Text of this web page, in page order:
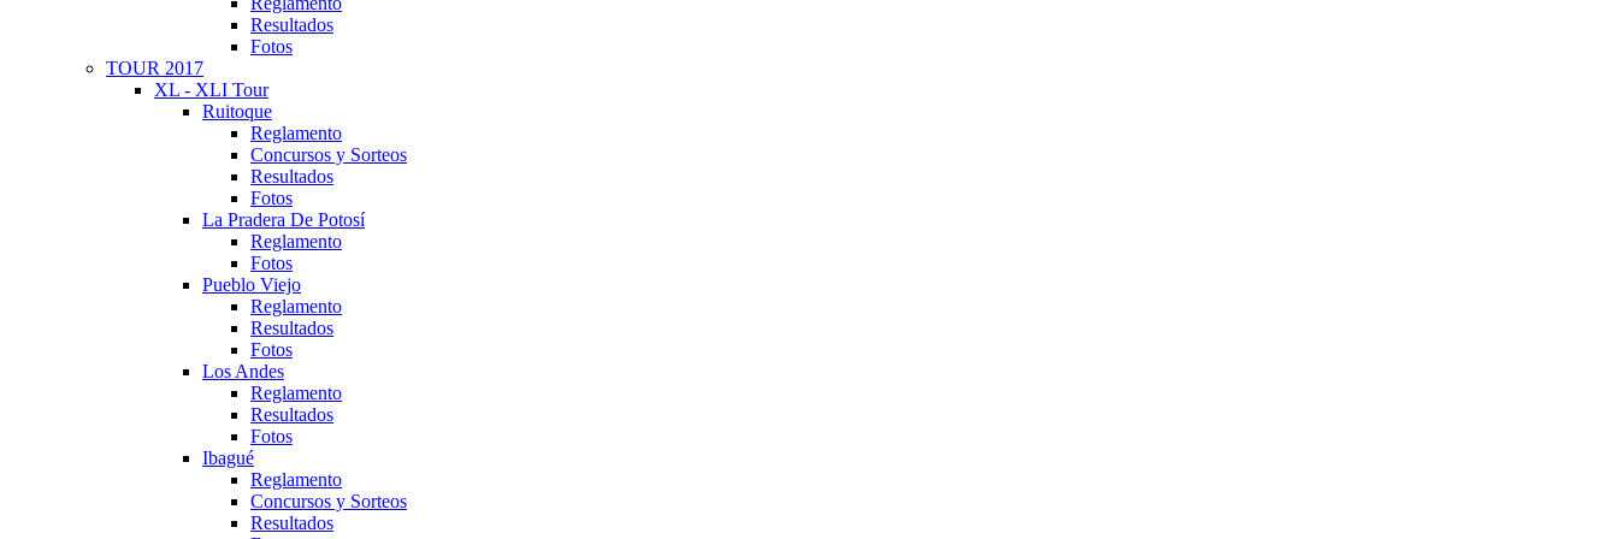
Resultados
Fotos
TOUR 2017
XL - XLI Tour
Ruitoque
Reglamento
Concursos y Sorteos
Resultados
Fotos
La Pradera De Potosí
Reglamento
Fotos
Pueblo Viejo
Reglamento
Resultados
Fotos
Los Andes
Reglamento
Resultados
Fotos
Ibagué
Reglamento
Concursos y Sorteos
Resultados